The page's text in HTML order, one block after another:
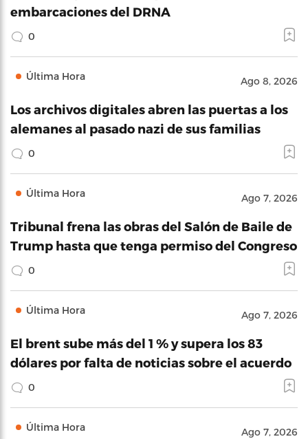
embarcaciones del DRNA
0
Última Hora Ago 8, 2026
Los archivos digitales abren las puertas a los
alemanes al pasado nazi de sus familias
0
Última Hora Ago 7, 2026
Tribunal frena las obras del Salón de Baile de
Trump hasta que tenga permiso del Congreso
0
Última Hora Ago 7, 2026
El brent sube más del 1 % y supera los 83
dólares por falta de noticias sobre el acuerdo
0
Última Hora Ago 7, 2026